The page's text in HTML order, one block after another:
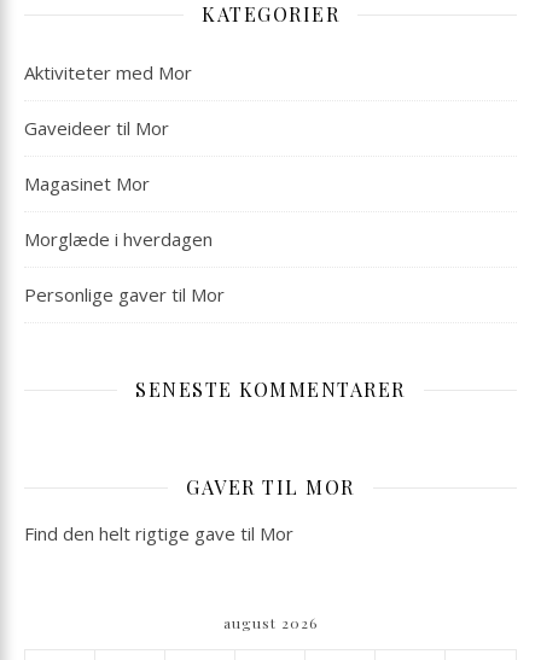
KATEGORIER
Aktiviteter med Mor
Gaveideer til Mor
Magasinet Mor
Morglæde i hverdagen
Personlige gaver til Mor
SENESTE KOMMENTARER
GAVER TIL MOR
Find den helt rigtige gave til Mor
august 2026